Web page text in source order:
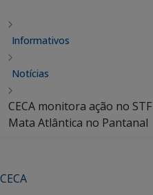
Informativos
Notícias
CECA monitora ação no
Mata Atlântica no Pantanal
CECA